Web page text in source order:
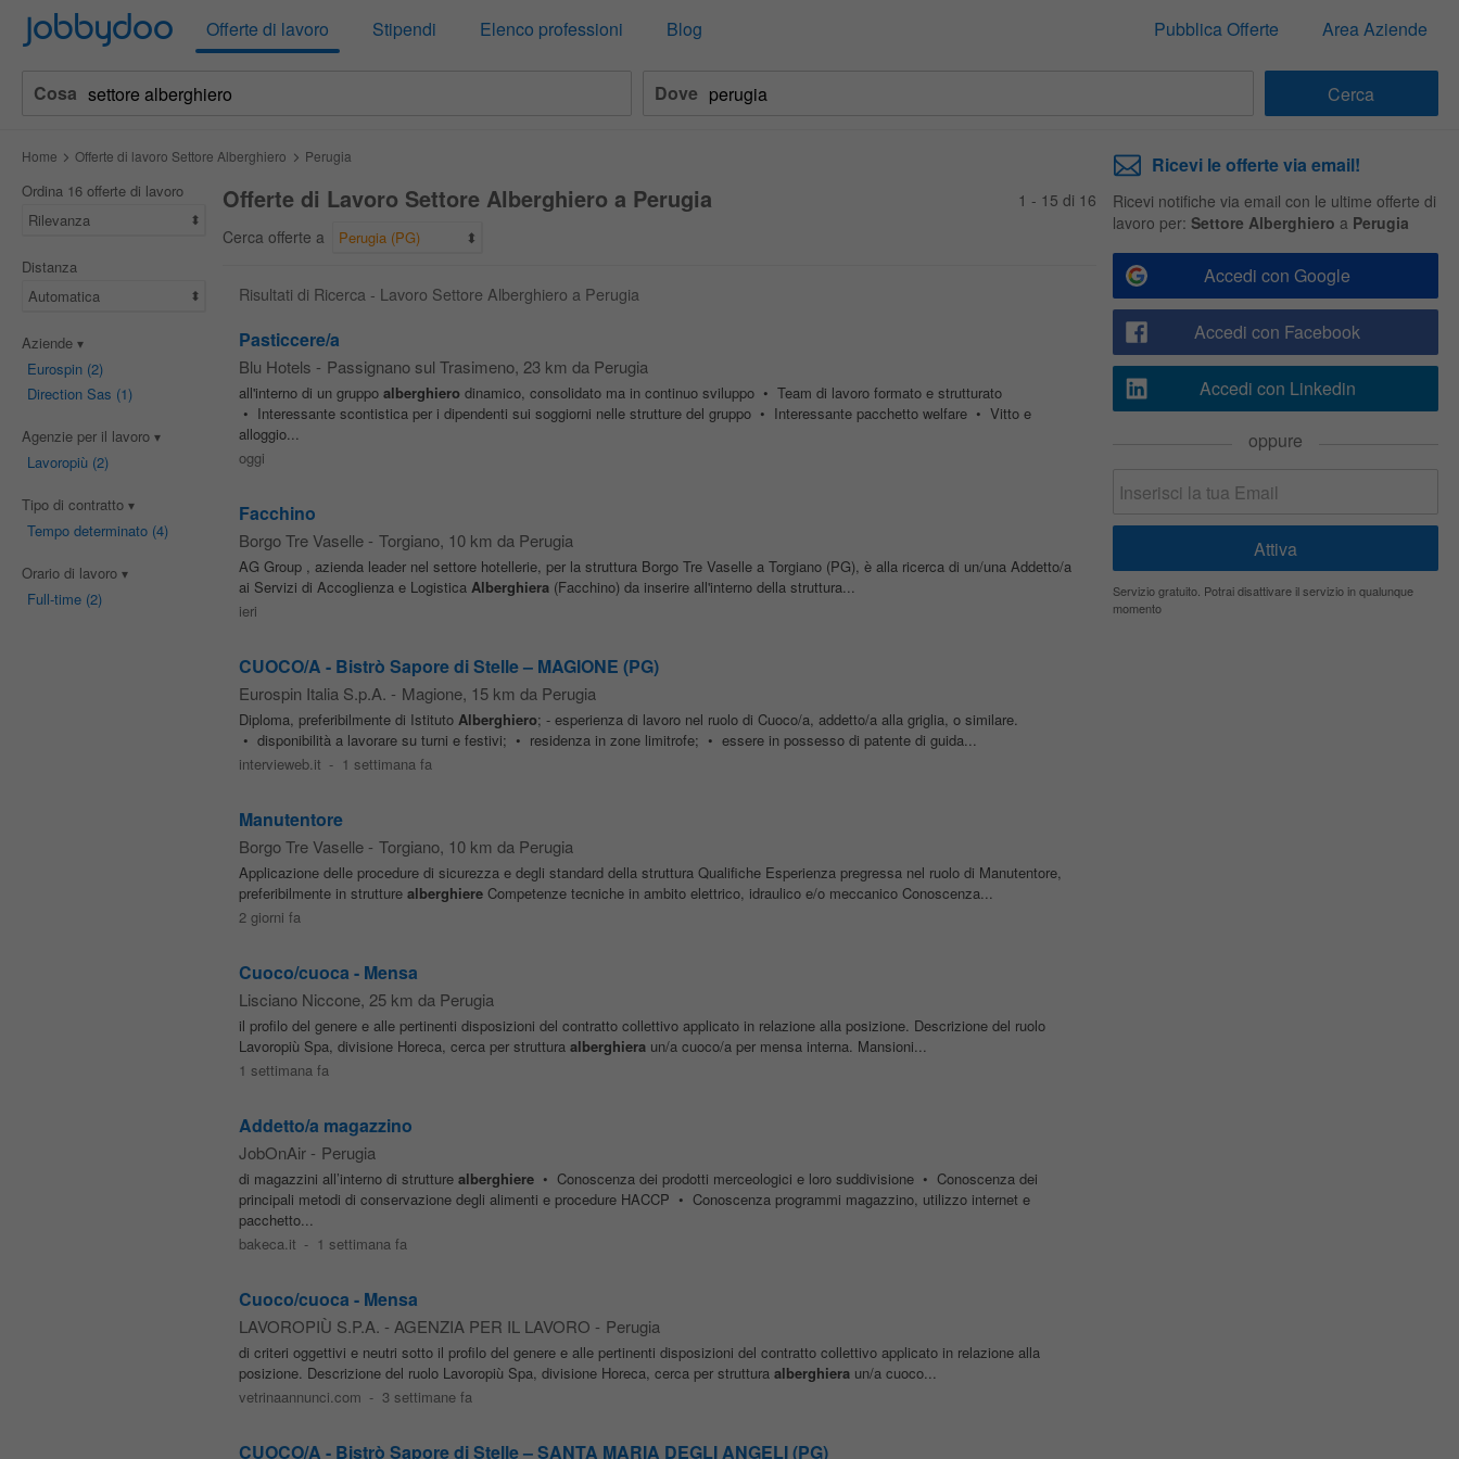
Jobbydoo Offerte di lavoro Stipendi Elenco professioni Blog Pubblica Offerte Area Aziende
Cosa Dove
Home Offerte di lavoro Settore Alberghiero Perugia
Ordina 16 offerte di lavoro
Rilevanza
Distanza
Automatica
Aziende
Eurospin(2)
Direction Sas (1)
Agenzie per il lavoro
Lavoropiù(2)
Tipo di contratto
Tempo determinato(4)
Orario di lavoro
Full-time(2)
Offerte di Lavoro Settore Alberghiero a Perugia
Cerca offerte a Perugia (PG)
1 - 15 di 16
Risultati di Ricerca - Lavoro Settore Alberghiero a Perugia
Pasticcere/a
Blu Hotels - Passignano sul Trasimeno, 23 km da Perugia
all'interno di un gruppo alberghierodinamico, consolidato ma in continuo sviluppo • Team di lavoro formato e strutturato
• Interessante scontistica per i dipendenti sui soggiorni nelle strutture del gruppo • Interessante pacchetto welfare • Vitto e
alloggio...
oggi
Facchino
Borgo Tre Vaselle - Torgiano, 10 km da Perugia
AG Group , azienda leader nel settore hotellerie, per la struttura Borgo Tre Vaselle a Torgiano (PG), è alla ricerca di un/una Addetto/a
ai Servizi di Accoglienza e Logistica Alberghiera(Facchino) da inserire all'interno della struttura...
ieri
CUOCO/A - Bistrò Sapore di Stelle – MAGIONE (PG)
Eurospin Italia S.p.A. - Magione, 15 km da Perugia
Diploma, preferibilmente di Istituto Alberghiero; - esperienza di lavoro nel ruolo di Cuoco/a, addetto/a alla griglia, o similare.
• disponibilità a lavorare su turni e festivi; • residenza in zone limitrofe; • essere in possesso di patente di guida...
intervieweb.it - 1 settimana fa
Manutentore
Borgo Tre Vaselle - Torgiano, 10 km da Perugia
Applicazione delle procedure di sicurezza e degli standard della struttura Qualifiche Esperienza pregressa nel ruolo di Manutentore,
preferibilmente in strutture alberghiereCompetenze tecniche in ambito elettrico, idraulico e/o meccanico Conoscenza...
2 giorni fa
Cuoco/cuoca - Mensa
Lisciano Niccone, 25 km da Perugia
il profilo del genere e alle pertinenti disposizioni del contratto collettivo applicato in relazione alla posizione. Descrizione del ruolo
Lavoropiù Spa, divisione Horeca, cerca per struttura alberghieraun/a cuoco/a per mensa interna. Mansioni...
1 settimana fa
Addetto/a magazzino
JobOnAir - Perugia
di magazzini all’interno di strutture alberghiere• Conoscenza dei prodotti merceologici e loro suddivisione • Conoscenza dei
principali metodi di conservazione degli alimenti e procedure HACCP • Conoscenza programmi magazzino, utilizzo internet e
pacchetto...
bakeca.it - 1 settimana fa
Cuoco/cuoca - Mensa
LAVOROPIÙ S.P.A. - AGENZIA PER IL LAVORO - Perugia
di criteri oggettivi e neutri sotto il profilo del genere e alle pertinenti disposizioni del contratto collettivo applicato in relazione alla
posizione. Descrizione del ruolo Lavoropiù Spa, divisione Horeca, cerca per struttura alberghieraun/a cuoco...
vetrinaannunci.com - 3 settimane fa
CUOCO/A - Bistrò Sapore di Stelle – SANTA MARIA DEGLI ANGELI (PG)
Ricevi le offerte via email!
Ricevi notifiche via email con le ultime offerte di
lavoro per: Settore Alberghiero a Perugia
Accedi con Google
Accedi con Facebook
Accedi con Linkedin
oppure
Servizio gratuito. Potrai disattivare il servizio in qualunque
momento